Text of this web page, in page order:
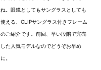
ね。眼鏡としてもサングラスとしても
使える、CLIPサングラス付きフレーム
のご紹介です。前回、早い段階で完売
した人気モデルなのでどうぞお早め
に。